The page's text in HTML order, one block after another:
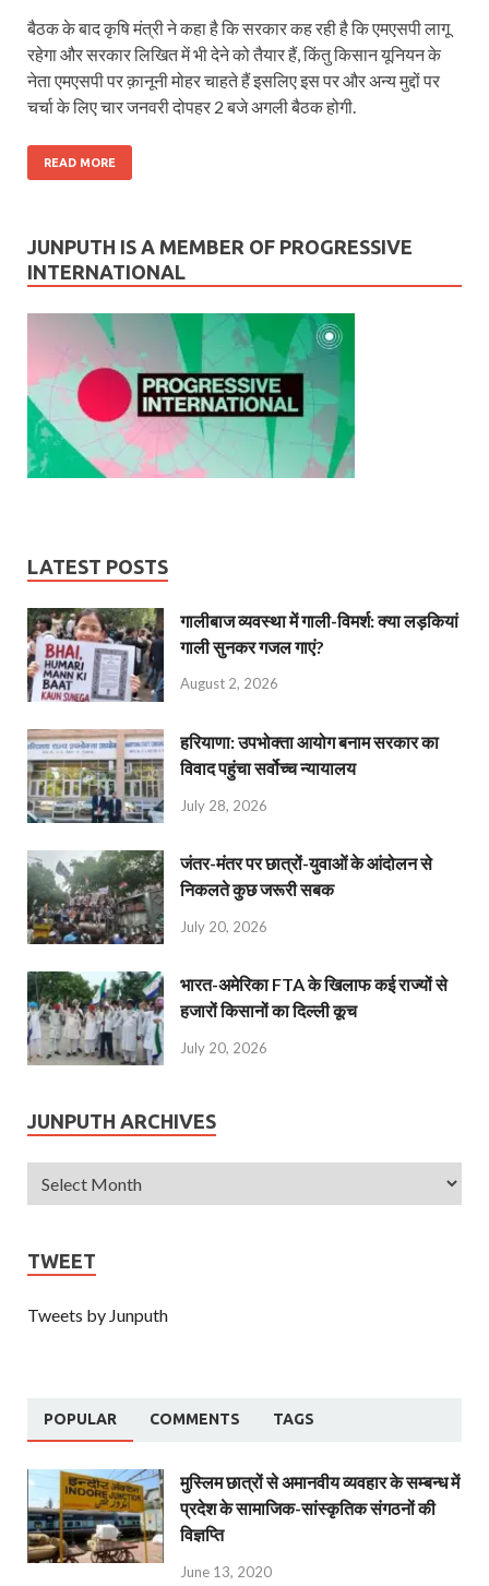
बैठक के बाद कृषि मंत्री ने कहा है कि सरकार कह रही है कि एमएसपी लागू
रहेगा और सरकार लिखित में भी देने को तैयार हैं, किंतु किसान यूनियन के
नेता एमएसपी पर क़ानूनी मोहर चाहते हैं इसलिए इस पर और अन्य मुद्दों पर
चर्चा के लिए चार जनवरी दोपहर 2 बजे अगली बैठक होगी.
READ MORE
JUNPUTH IS A MEMBER OF PROGRESSIVE
INTERNATIONAL
LATEST POSTS
गालीबाज व्‍यवस्‍था में गाली-विमर्श: क्या लड़कियां
गाली सुनकर गजल गाएं?
August 2, 2026
हरियाणा: उपभोक्ता आयोग बनाम सरकार का
विवाद पहुंचा सर्वोच्च न्यायालय
July 28, 2026
जंतर-मंतर पर छात्रों-युवाओं के आंदोलन से
निकलते कुछ जरूरी सबक
July 20, 2026
भारत-अमेरिका FTA के खिलाफ कई राज्यों से
हजारों किसानों का दिल्ली कूच
July 20, 2026
JUNPUTH ARCHIVES
TWEET
Tweets by Junputh
POPULAR COMMENTS TAGS
मुस्लिम छात्रों से अमानवीय व्यवहार के सम्बन्ध में
प्रदेश के सामाजिक-सांस्कृतिक संगठनों की
विज्ञप्ति
June 13, 2020